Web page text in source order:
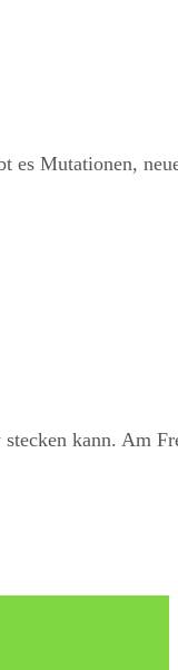
Mutationen,
kann. Am